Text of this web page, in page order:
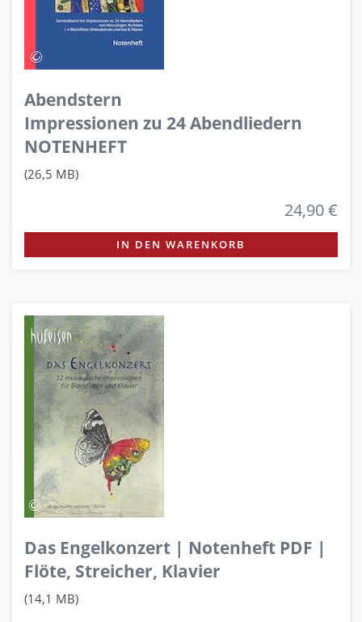
Abendstern
Impressionen zu 24 Abendliedern
NOTENHEFT
(26,5 MB)
24,90 €
IN DEN WARENKORB
Das Engelkonzert | Notenheft PDF |
Flöte, Streicher, Klavier
(14,1 MB)